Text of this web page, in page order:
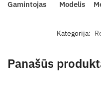
Gamintojas Modelis
Kategorija:
Panašūs